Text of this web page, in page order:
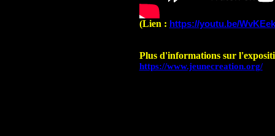
(Lien : https://youtu.be/
Plus d'informations sur
https://www.jeunecreation.org/